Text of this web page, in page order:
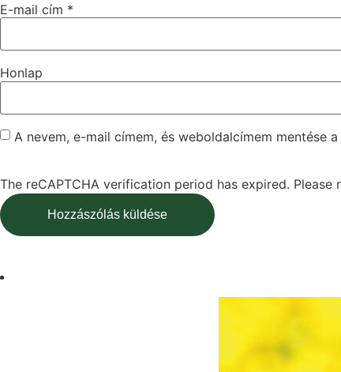
E-mail cím *
Honlap
A nevem, e-mail címem, és weboldalcímem mentése
The reCAPTCHA verification period has expired. Please